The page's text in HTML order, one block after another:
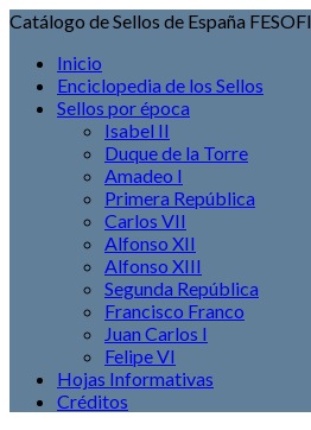
Catálogo de Sellos de España FESOFI
Inicio
Enciclopedia de los Sellos
Sellos por época
Isabel II
Duque de la Torre
Amadeo I
Primera República
Carlos VII
Alfonso XII
Alfonso XIII
Segunda República
Francisco Franco
Juan Carlos I
Felipe VI
Hojas Informativas
Créditos